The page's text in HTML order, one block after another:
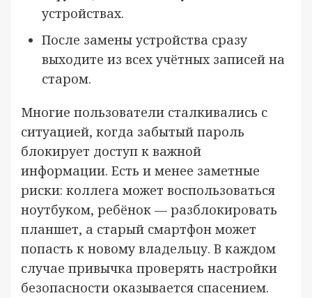
устройствах.
После замены устройства сразу
выходите из всех учётных записей на
старом.
Многие пользователи сталкивались с
ситуацией, когда забытый пароль
блокирует доступ к важной
информации. Есть и менее заметные
риски: коллега может воспользоваться
ноутбуком, ребёнок — разблокировать
планшет, а старый смартфон может
попасть к новому владельцу. В каждом
случае привычка проверять настройки
безопасности оказывается спасением.